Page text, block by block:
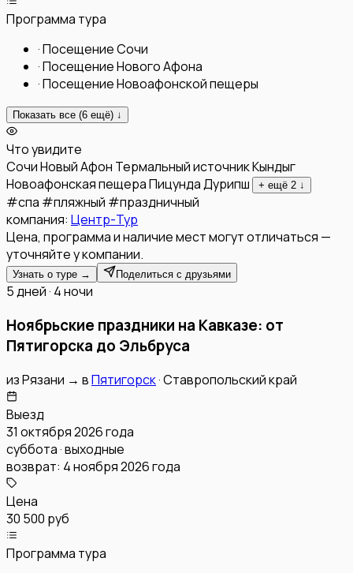
Программа тура
·Посещение Сочи
·Посещение Нового Афона
·Посещение Новоафонской пещеры
Показать все (6 ещё) ↓
Что увидите
СочиНовый Афон Термальный источник Кындыг
Новоафонская пещераПицундаДурипш + ещё 2 ↓
#спа #пляжный #праздничный
компания: Центр-Тур
Цена, программа и наличие мест могут отличаться —
уточняйте у компании.
Узнать о туре → Поделиться с друзьями
5 дней · 4 ночи
Ноябрьские праздники на Кавказе: от
Пятигорска до Эльбруса
изРязани → вПятигорск·Ставропольский край
Выезд
31 октября 2026 года
суббота · выходные
возврат: 4 ноября 2026 года
Цена
30 500 руб
Программа тура